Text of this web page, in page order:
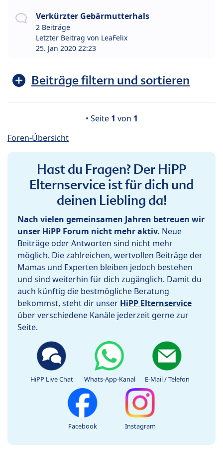
Verkürzter Gebärmutterhals
2 Beiträge
Letzter Beitrag von LeaFelix
25. Jan 2020 22:23
Beiträge filtern und sortieren
• Seite 1 von 1
Foren-Übersicht
Hast du Fragen? Der HiPP
Elternservice ist für dich und
deinen Liebling da!
Nach vielen gemeinsamen Jahren betreuen wir
unser HiPP Forum nicht mehr aktiv. Neue
Beiträge oder Antworten sind nicht mehr
möglich. Die zahlreichen, wertvollen Beiträge der
Mamas und Experten bleiben jedoch bestehen
und sind weiterhin für dich zugänglich. Damit du
auch künftig die bestmögliche Beratung
bekommst, steht dir unser HiPP Elternservice
über verschiedene Kanäle jederzeit gerne zur
Seite.
HiPP Live Chat Whats-App-Kanal E-Mail / Telefon
Facebook Instagram